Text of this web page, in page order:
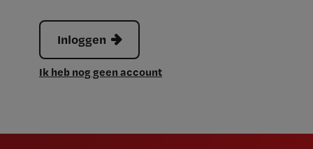
Inloggen
Ik heb nog geen account